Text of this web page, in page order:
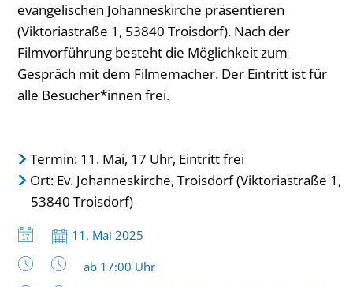
evangelischen Johanneskirche präsentieren
(Viktoriastraße 1, 53840 Troisdorf). Nach der
Filmvorführung besteht die Möglichkeit zum
Gespräch mit dem Filmemacher. Der Eintritt ist für
alle Besucher*innen frei.
Termin: 11. Mai, 17 Uhr, Eintritt frei
Ort: Ev. Johanneskirche, Troisdorf (Viktoriastraße 1,
53840 Troisdorf)
Datum:
11. Mai 2025
Uhrzeit:
ab 17:00 Uhr